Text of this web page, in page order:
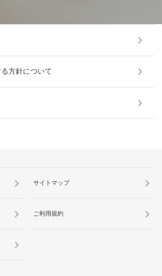
方針について
サイトマップ
ご利用規約